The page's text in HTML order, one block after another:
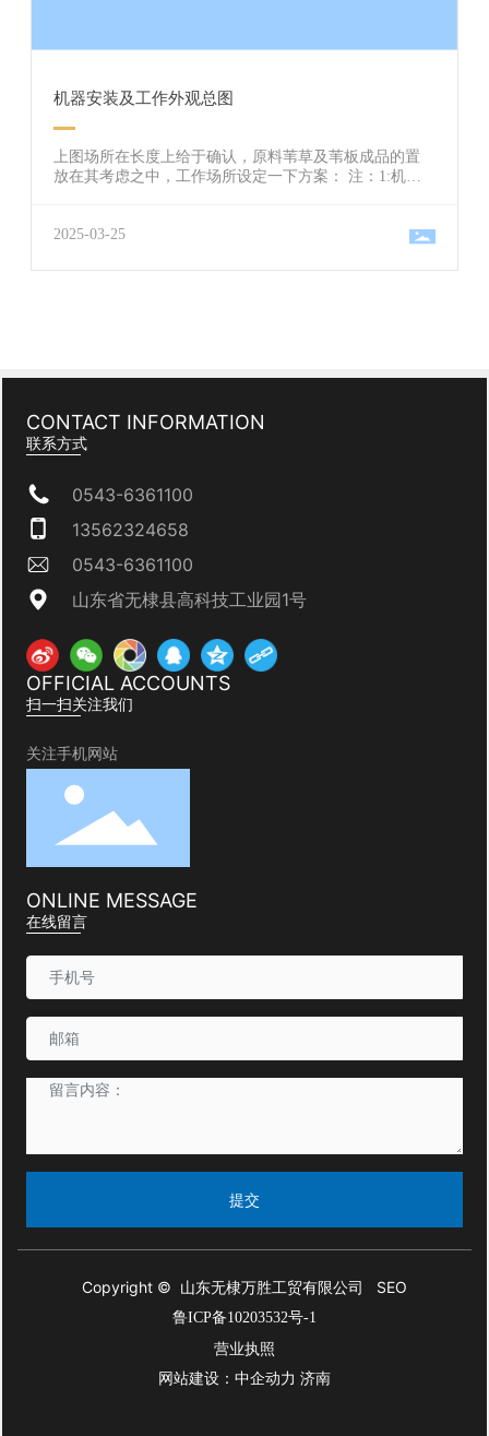
机器安装及工作外观总图
上图场所在长度上给于确认，原料苇草及苇板成品的置
放在其考虑之中，工作场所设定一下方案： 注：1:机械
米 4：输料草箱及苇板机放置中心对正、对齐。
2025-03-25
CONTACT INFORMATION
联系方式
0543-6361100
13562324658
0543-6361100
山东省无棣县高科技工业园1号
OFFICIAL ACCOUNTS
扫一扫关注我们
关注手机网站
ONLINE MESSAGE
在线留言
提交
Copyright © 山东无棣万胜工贸有限公司 SEO
鲁ICP备10203532号-1
营业执照
网站建设： 中企动力 济南